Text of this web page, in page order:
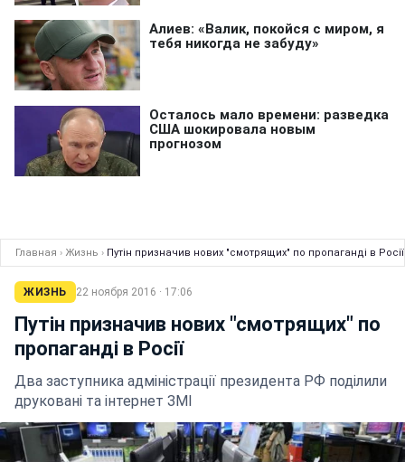
Главная › Жизнь › Путін призначив нових "смотрящих" по пропаганді в Росії
ЖИЗНЬ 22 ноября 2016 · 17:06
Путін призначив нових "смотрящих" по
пропаганді в Росії
Два заступника адміністрації президента РФ поділили
друковані та інтернет ЗМІ